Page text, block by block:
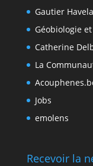
Gautier
Géobiologie
Catherine
La
Jobs
emolens
Recevoir la